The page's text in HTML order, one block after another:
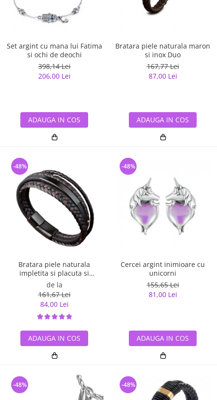
Set argint cu mana lui Fatima
si ochi de deochi
398,14 Lei
206,00 Lei
ADAUGA IN COS
Bratara piele naturala maron
si inox Duo
167,77 Lei
87,00 Lei
ADAUGA IN COS
Bratara piele naturala
impletita si placuta si
inchizatoare din inox
de la
161,67 Lei
84,00 Lei
-48%
ADAUGA IN COS
Cercei argint inimioare cu
unicorni
155,65 Lei
81,00 Lei
-48%
ADAUGA IN COS
-48% -48%